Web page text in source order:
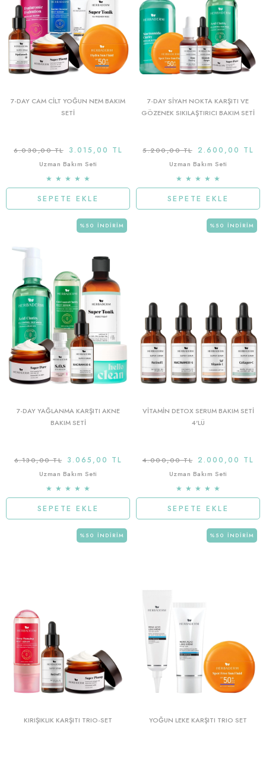
7-DAY CAM CİLT YOĞUN NEM BAKIM
SETİ
3.015,00 TL
6.030,00 TL
Uzman Bakım Seti
★ ★ ★ ★ ★
SEPETE EKLE
7-DAY SİYAH NOKTA KARŞITI VE
GÖZENEK SIKILAŞTIRICI BAKIM SETİ
2.600,00 TL
5.200,00 TL
Uzman Bakım Seti
★ ★ ★ ★ ★
SEPETE EKLE
7-DAY YAĞLANMA KARŞITI AKNE
BAKIM SETİ
3.065,00 TL
6.130,00 TL
Uzman Bakım Seti
★ ★ ★ ★ ★
SEPETE EKLE
%50 İNDIRIM
VİTAMİN DETOX SERUM BAKIM SETİ
4'LÜ
2.000,00 TL
4.000,00 TL
Uzman Bakım Seti
★ ★ ★ ★ ★
SEPETE EKLE
%50 İNDIRIM
KIRIŞIKLIK KARŞITI TRIO-SET
%50 İNDIRIM
YOĞUN LEKE KARŞITI TRIO SET
%50 İNDIRIM